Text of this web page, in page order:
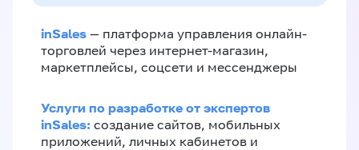
inSales — платформа управления онлайн-
торговлей через интернет-магазин,
маркетплейсы, соцсети и мессенджеры
Услуги по разработке от экспертов
inSales: создание сайтов, мобильных
приложений, личных кабинетов и